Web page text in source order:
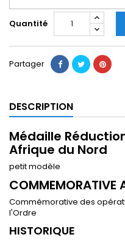
Quantité
Partager
DESCRIPTION
Médaille
Afrique du Nord
petit modèle
COMMEMORATIVE
Commémorative des
l'Ordre
HISTORIQUE